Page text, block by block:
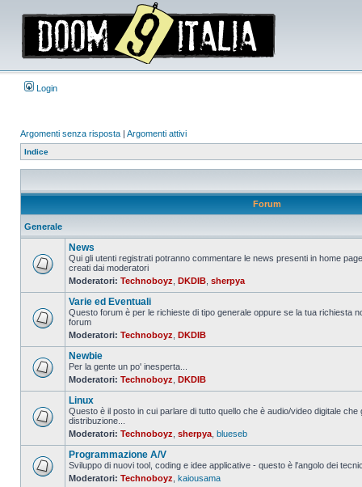
Login
Argomenti senza risposta | Argomenti attivi
Indice
Forum
Generale
Nessun
da
leggere
News
Qui gli utenti registrati potranno commentare le news presenti in home
creati dai moderatori
Moderatori: Technoboyz DKDIB sherpya
Nessun
da
leggere
Varie ed Eventuali
Questo forum è per le richieste di tipo generale oppure se la tua richiesta
forum
Moderatori: Technoboyz DKDIB
Nessun
messaggio
leggere
Newbie
Per la gente un po' inesperta...
Moderatori: Technoboyz DKDIB
Nessun
da
leggere
Linux
Questo è il posto in cui parlare di tutto quello che è audio/video digitale
distribuzione...
Moderatori: Technoboyz sherpya blueseb
Nessun
Programmazione A/V
Sviluppo di nuovi tool, coding e idee applicative - questo è l'angolo dei
Moderatori: Technoboyz kaiousama